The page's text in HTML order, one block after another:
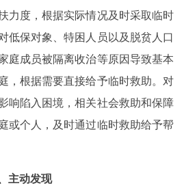
力度，根据实际情况及时采取临时
低保对象、特困人员以及脱贫人口
庭成员被隔离收治等原因导致基本
，根据需要直接给予临时救助。对
响陷入困境，相关社会救助和保障
或个人，及时通过临时救助给予帮
主动发现